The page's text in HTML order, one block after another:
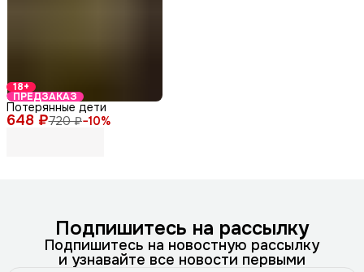
18+
ПРЕДЗАКАЗ
648 ₽720 ₽−10%
Потерянные дети
Подпишитесь на рассылку
Подпишитесь на новостную рассылку
и узнавайте все новости первыми